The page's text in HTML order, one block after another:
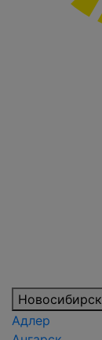
Новосибирск
Адлер